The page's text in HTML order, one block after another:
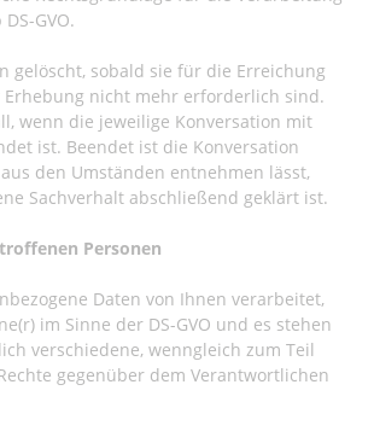
GVO.
gelöscht, sobald sie für die Erreichung
Erhebung nicht mehr erforderlich sind.
wenn die jeweilige Konversation mit
ist. Beendet ist die Konversation
den Umständen entnehmen lässt,
Sachverhalt abschließend geklärt ist.
Personen
Daten von Ihnen verarbeitet,
im Sinne der DS-GVO und es stehen
verschiedene, wenngleich zum Teil
gegenüber dem Verantwortlichen